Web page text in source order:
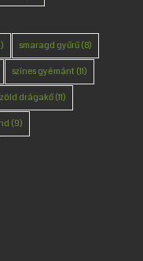
smaragd gyűrű(8)
színes gyémánt (11)
zöld drágakő(11)
(9)